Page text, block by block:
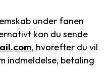
under fanen
kan du sende
, hvorefter du vil
indmeldelse, betaling